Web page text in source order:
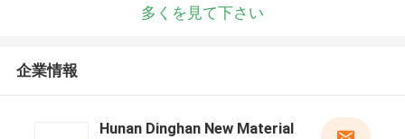
多くを見て下さい
企業情報
Hunan Dinghan New Material